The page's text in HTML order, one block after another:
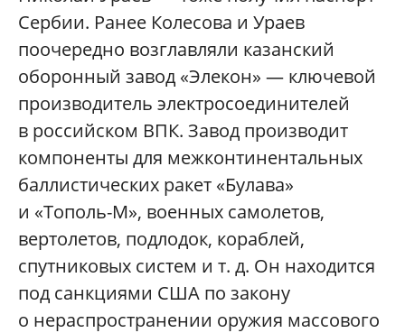
Сербии. Ранее Колесова и Ураев
поочередно возглавляли казанский
оборонный завод «Элекон» — ключевой
производитель электросоединителей
в российском ВПК. Завод производит
компоненты для межконтинентальных
баллистических ракет «Булава»
и «Тополь-М», военных самолетов,
вертолетов, подлодок, кораблей,
спутниковых систем и т. д. Он находится
под санкциями США по закону
о нераспространении оружия массового